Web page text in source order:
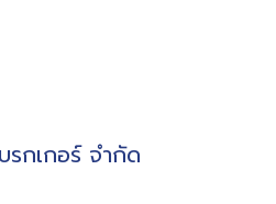
รกเกอร์ จำกัด